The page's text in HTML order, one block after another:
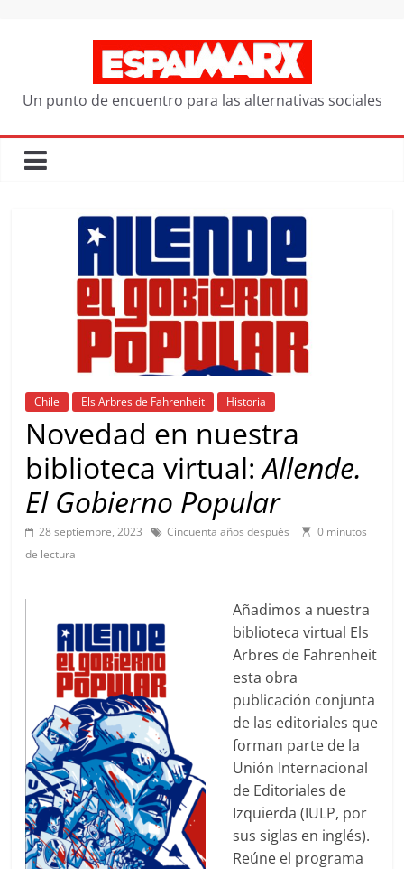
Un punto de encuentro para las alternativas sociales
Chile Els Arbres de Fahrenheit Historia
Novedad en nuestra
biblioteca virtual:Allende.
El Gobierno Popular
28 septiembre, 2023 Cincuenta años después
0 minutos
de lectura
Añadimos a nuestra
biblioteca virtual Els
Arbres de Fahrenheit
esta obra
publicación conjunta
de las editoriales que
forman parte de la
Unión Internacional
de Editoriales de
Izquierda (IULP, por
sus siglas en inglés).
Reúne el programa